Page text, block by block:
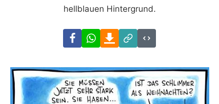
hellblauen Hintergrund.
FacebookWhatsAppDownload
Link
Code